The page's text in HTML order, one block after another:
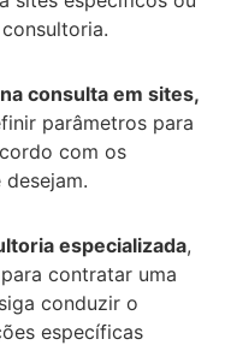
consulta em sites,
parâmetros para
com os
especializada,
contratar uma
conduzir o
específicas